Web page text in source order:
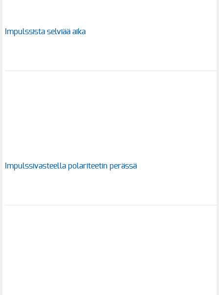
Impulssista selviää aika
Impulssivasteella polariteetin perässä